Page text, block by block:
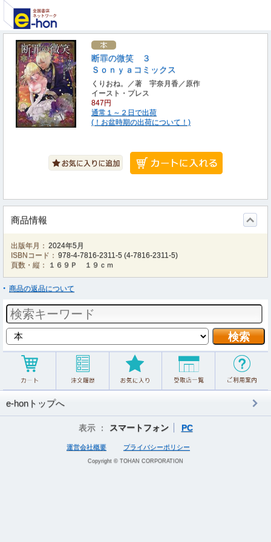
断罪の微笑 ３
Ｓｏｎｙａコミックス
くりおね。／著 宇奈月香／原作
イースト・プレス
847円
通常１～２日で出荷
(！お盆時期の出荷について！)
商品情報
出版年月： 2024年5月
ISBNコード： 978-4-7816-2311-5 (4-7816-2311-5)
頁数・縦：
１６９Ｐ １９ｃｍ
商品の返品について
e-honトップへ
表示 ： スマートフォン PC
運営会社概要 プライバシーポリシー
Copyright © TOHAN CORPORATION